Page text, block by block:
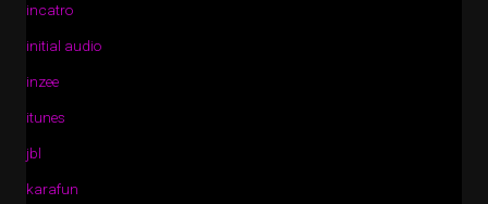
incatro
initial audio
inzee
itunes
jbl
karafun